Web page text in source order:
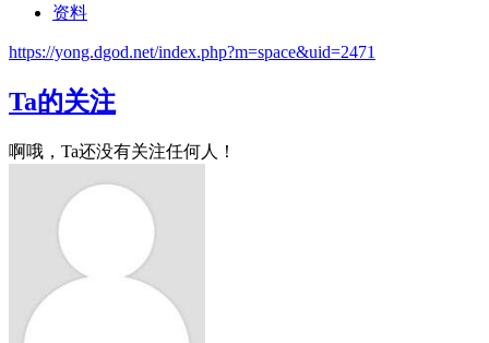
资料
https://yong.dgod.net/index.php?m=space&uid=2471
Ta的关注
啊哦，Ta还没有关注任何人！